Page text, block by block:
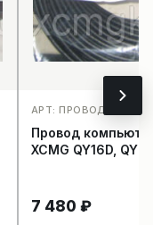
АРТ: ПРОВОД
Провод
XCMG QY16D,
7 480 ₽